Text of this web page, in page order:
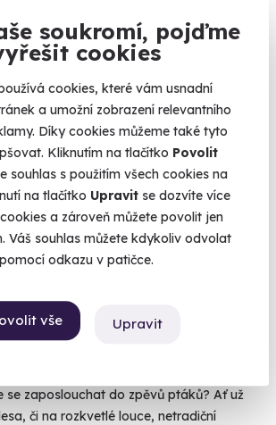
soukromí, pojďme
cookies
cookies, které vám usnadní
a umožní zobrazení relevantního
Díky cookies můžeme také tyto
Kliknutím na tlačítko Povolit
souhlas s použitím všech cookies na
na tlačítko Upravit se dozvíte více
a zároveň můžete povolit jen
Váš souhlas můžete kdykoliv odvolat
pomocí odkazu v patičce.
vše Upravit
pastvině na dvě noci -
tohoto minidomečku.
Český Krumlov)
na mapě
se zaposlouchat do zpěvů ptáků? Ať už
či na rozkvetlé louce, netradiční